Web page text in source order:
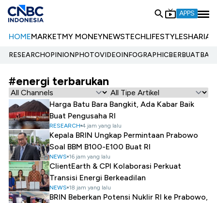
APPS
HOMEMARKETMY MONEYNEWSTECHLIFESTYLESHARIA
RESEARCHOPINIONPHOTOVIDEOINFOGRAPHIC
#energi terbarukan
Harga Batu Bara Bangkit, Ada Kabar Baik
Buat Pengusaha RI
RESEARCH 4 jam yang lalu
Kepala BRIN Ungkap Permintaan Prabowo
Soal BBM B100-E100 Buat RI
NEWS 16 jam yang lalu
ClientEarth & CPI Kolaborasi Perkuat
Transisi Energi Berkeadilan
NEWS 18 jam yang lalu
BRIN Beberkan Potensi Nuklir RI ke Prabowo,